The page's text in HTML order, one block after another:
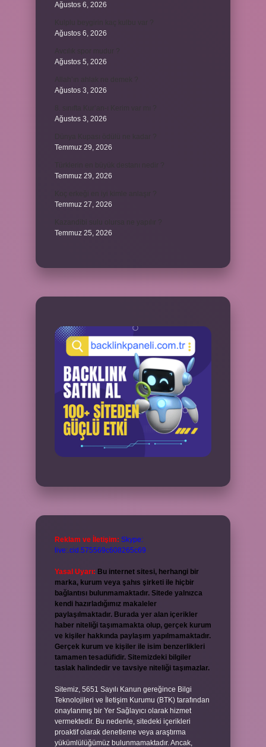
Ağustos 6, 2026
Ağustos 6, 2026
Ağustos 5, 2026
Ağustos 3, 2026
Ağustos 3, 2026
Temmuz 29, 2026
Temmuz 29, 2026
Temmuz 27, 2026
Temmuz 25, 2026
Reklam ve İletişim: Skype:
live:.cid.575569c608265c69
Yasal Uyarı: Bu internet sitesi, herhangi bir
marka, kurum veya şahıs şirketi ile hiçbir
bağlantısı bulunmamaktadır. Sitede yalnızca
kendi hazırladığımız makaleler
paylaşılmaktadır. Burada yer alan içerikler
haber niteliği taşımamakta olup, gerçek kurum
ve kişiler hakkında paylaşım yapılmamaktadır.
Gerçek kurum ve kişiler ile isim benzerlikleri
tamamen tesadüfidir. Sitemizdeki bilgiler
taslak halindedir ve tavsiye niteliği taşımazlar.
Sitemiz, 5651 Sayılı Kanun gereğince Bilgi
Teknolojileri ve İletişim Kurumu (BTK) tarafından
onaylanmış bir Yer Sağlayıcı olarak hizmet
vermektedir. Bu nedenle, sitedeki içerikleri
proaktif olarak denetleme veya araştırma
yükümlülüğümüz bulunmamaktadır. Ancak,